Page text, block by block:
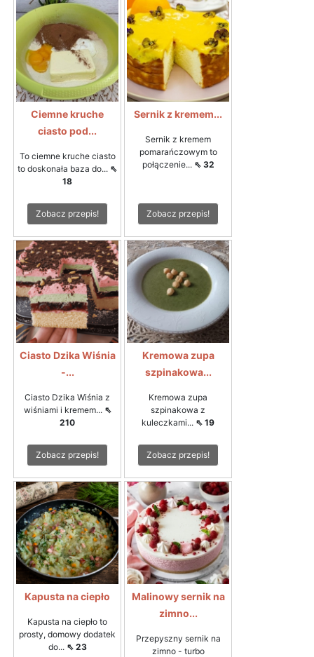
Ciemne kruche
ciasto pod...
To ciemne kruche ciasto
to doskonała baza do... ⇖
18
Zobacz przepis!
Sernik z kremem...
Sernik z kremem
pomarańczowym to
połączenie... ⇖ 32
Zobacz przepis!
Ciasto Dzika Wiśnia
-...
Ciasto Dzika Wiśnia z
wiśniami i kremem... ⇖
210
Zobacz przepis!
Kremowa zupa
szpinakowa...
Kremowa zupa
szpinakowa z
kuleczkami... ⇖ 19
Zobacz przepis!
Kapusta na ciepło
Kapusta na ciepło to
prosty, domowy dodatek
do... ⇖ 23
Malinowy sernik na
zimno...
Przepyszny sernik na
zimno - turbo